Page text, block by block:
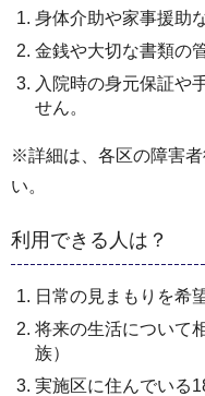
身体介助や家事援助
金銭や大切な書類の
入院時の身元保証や
せん。
※詳細は、各区の障害
い。
利用できる人は？
日常の見まもりを希
将来の生活について
族）
実施区に住んでいる